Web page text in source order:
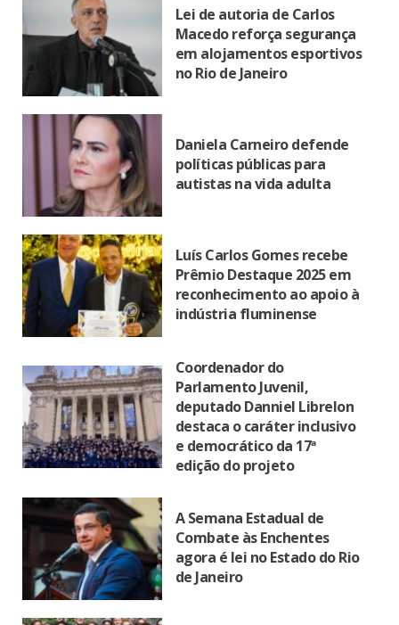
Lei de autoria de Carlos
Macedo reforça segurança
em alojamentos esportivos
no Rio de Janeiro
Daniela Carneiro defende
políticas públicas para
autistas na vida adulta
Luís Carlos Gomes recebe
Prêmio Destaque 2025 em
reconhecimento ao apoio à
indústria fluminense
Coordenador do
Parlamento Juvenil,
deputado Danniel Librelon
destaca o caráter inclusivo
e democrático da 17ª
edição do projeto
A Semana Estadual de
Combate às Enchentes
agora é lei no Estado do Rio
de Janeiro